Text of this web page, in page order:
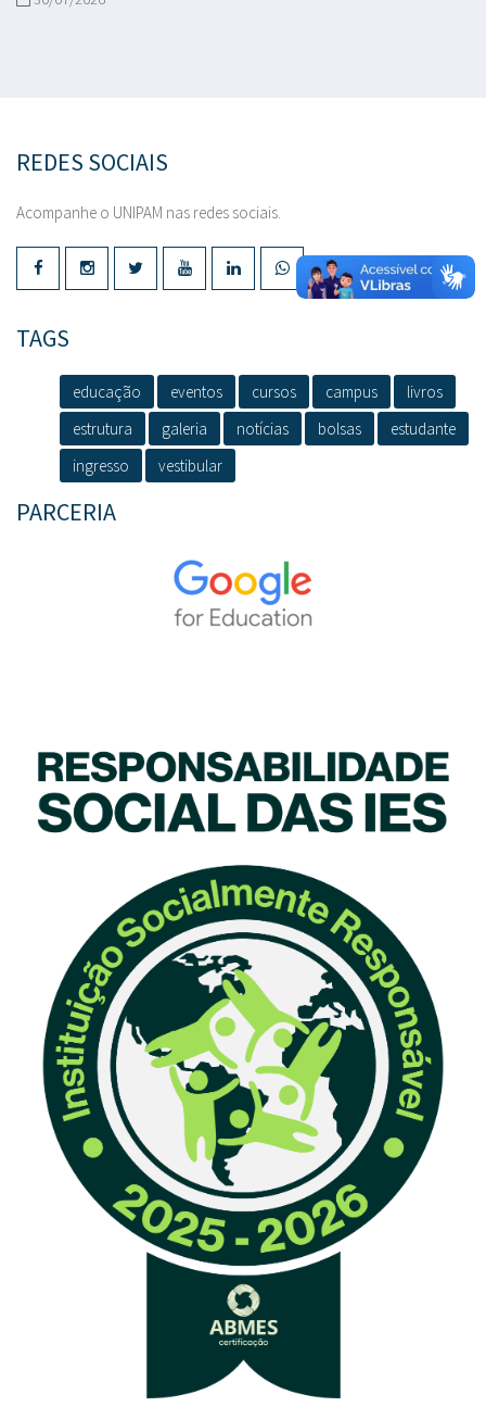
REDES SOCIAIS
Acompanhe o UNIPAM nas redes sociais.
TAGS
educação eventos cursos campus
livros
estrutura
galeria notícias bolsas
estudante
ingresso
vestibular
PARCERIA